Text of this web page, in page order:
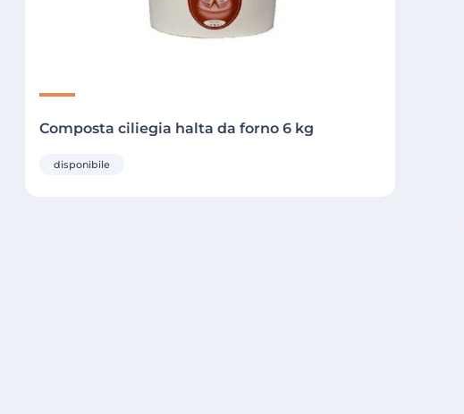
Composta ciliegia halta da forno 6 kg
disponibile